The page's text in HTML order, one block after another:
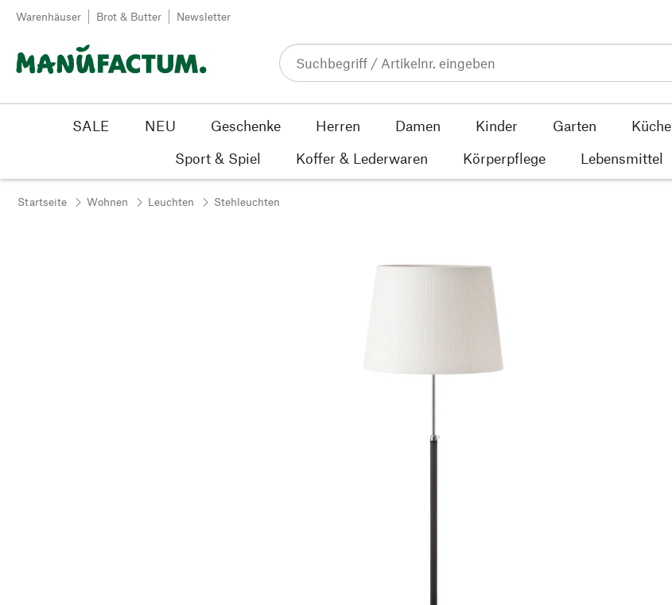
Zum Inhalt springen
Warenhäuser Brot & Butter Newsletter
SALE NEU Geschenke Herren Damen Kinder Garten Küche
Sport & Spiel
Koffer & Lederwaren Körperpflege Lebensmittel
Startseite Wohnen Leuchten Stehleuchten